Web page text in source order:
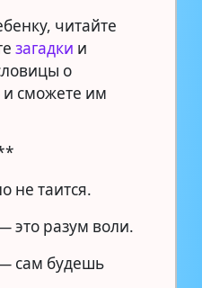
читайте
загадки и
о
сможете им
не таится.
это разум воли.
сам будешь